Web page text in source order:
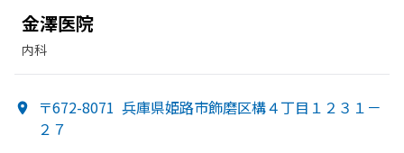
金澤医院
内科
〒672-8071 兵庫県姫路市飾磨区構４丁目１２３１－
２７